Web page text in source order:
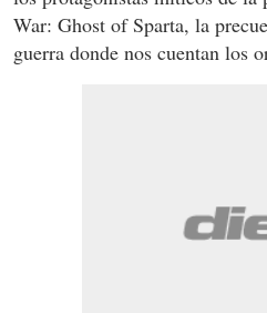
War: Ghost of Sparta, la
guerra donde nos cuentan los